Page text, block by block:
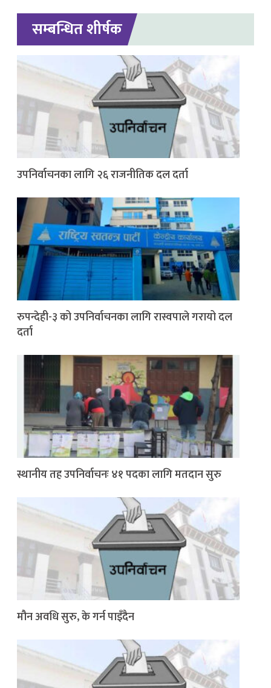
सम्बन्धित शीर्षक
उपनिर्वाचनका लागि २६ राजनीतिक दल दर्ता
रुपन्देही-३ को उपनिर्वाचनका लागि रास्वपाले गरायो दल
दर्ता
स्थानीय तह उपनिर्वाचनः ४१ पदका लागि मतदान सुरु
मौन अवधि सुरु, के गर्न पाइँदैन